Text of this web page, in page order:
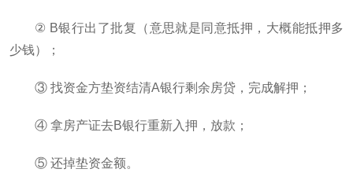
② B银行出了批复（意思就是同意抵押，大概能抵押多
少钱）；
③ 找资金方垫资结清A银行剩余房贷，完成解押；
④ 拿房产证去B银行重新入押，放款；
⑤ 还掉垫资金额。